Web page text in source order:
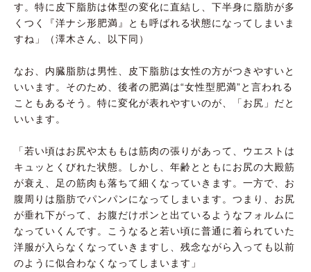
す。特に皮下脂肪は体型の変化に直結し、下半身に脂肪が多
くつく『洋ナシ形肥満』とも呼ばれる状態になってしまいま
すね」（澤木さん、以下同）
なお、内臓脂肪は男性、皮下脂肪は女性の方がつきやすいと
いいます。そのため、後者の肥満は“女性型肥満”と言われる
こともあるそう。特に変化が表れやすいのが、「お尻」だと
いいます。
「若い頃はお尻や太ももは筋肉の張りがあって、ウエストは
キュッとくびれた状態。しかし、年齢とともにお尻の大殿筋
が衰え、足の筋肉も落ちて細くなっていきます。一方で、お
腹周りは脂肪でパンパンになってしまいます。つまり、お尻
が垂れ下がって、お腹だけポンと出ているようなフォルムに
なっていくんです。こうなると若い頃に普通に着られていた
洋服が入らなくなっていきますし、残念ながら入っても以前
のように似合わなくなってしまいます」